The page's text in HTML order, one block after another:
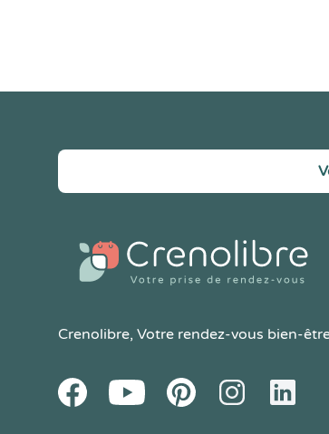
Crenolibre, Votre rendez-vous bien-
FacebookYoutube PinteresetInstagramLinkedIn